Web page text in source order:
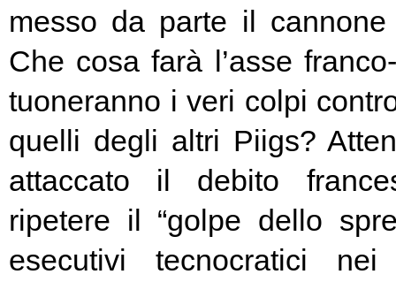
messo da parte il
Che cosa farà l’asse
tuoneranno i veri colpi
quelli degli altri Piigs?
attaccato il debito
ripetere il “golpe dello
esecutivi tecnocratici